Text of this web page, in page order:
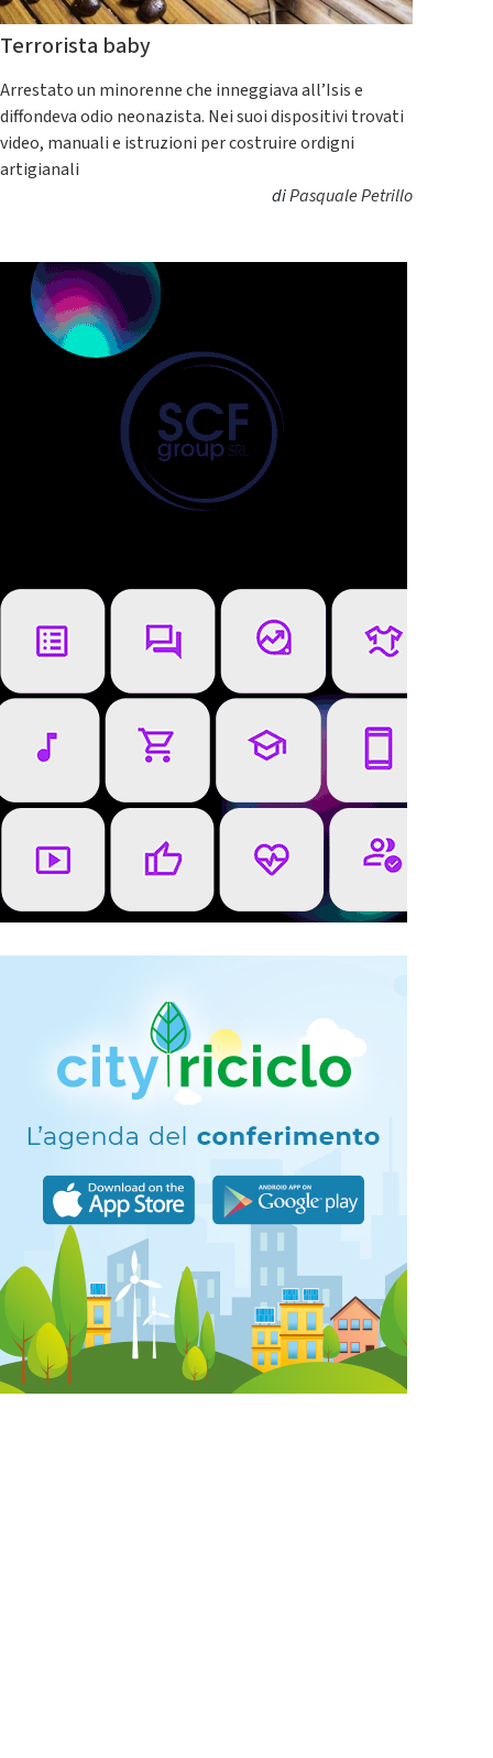
Terrorista baby
Arrestato un minorenne che inneggiava all’Isis e
diffondeva odio neonazista. Nei suoi dispositivi trovati
video, manuali e istruzioni per costruire ordigni
artigianali
diPasquale Petrillo